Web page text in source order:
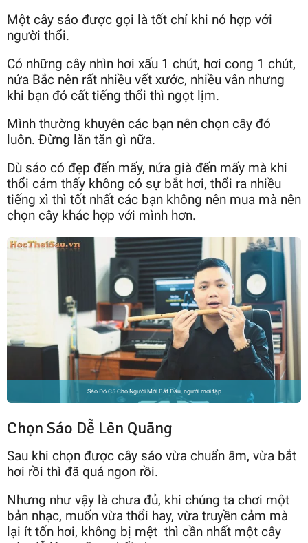
Một cây sáo được gọi là tốt chỉ khi nó hợp với
người thổi.
Có những cây nhìn hơi xấu 1 chút, hơi cong 1 chút,
nứa Bắc nên rất nhiều vết xước, nhiều vân nhưng
khi bạn đó cất tiếng thổi thì ngọt lịm.
Mình thường khuyên các bạn nên chọn cây đó
luôn. Đừng lăn tăn gì nữa.
Dù sáo có đẹp đến mấy, nứa già đến mấy mà khi
thổi cảm thấy không có sự bắt hơi, thổi ra nhiều
tiếng xì thì tốt nhất các bạn không nên mua mà nên
chọn cây khác hợp với mình hơn.
Sáo Đô C5 Cho Người Mới Bắt Đầu, người mới tập
Chọn Sáo Dễ Lên Quãng
Sau khi chọn được cây sáo vừa chuẩn âm, vừa bắt
hơi rồi thì đã quá ngon rồi.
Nhưng như vậy là chưa đủ, khi chúng ta chơi một
bản nhạc, muốn vừa thổi hay, vừa truyền cảm mà
lại ít tốn hơi, không bị mệt thì cần nhất một cây